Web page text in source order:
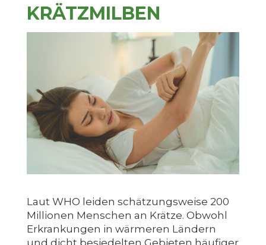
KRÄTZMILBEN
Laut WHO leiden schätzungsweise 200
Millionen Menschen an Krätze. Obwohl
Erkrankungen in wärmeren Ländern
und dicht besiedelten Gebieten häufiger